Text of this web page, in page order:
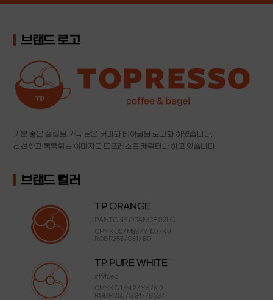
브랜드 로고
기분 좋은 설렘을 가득 담은 커피와 베이글을 로고화 하였습니다.
신선하고 톡톡튀는 이미지로 토프레소를 캐릭터화 하고 있습니다.
브랜드 컬러
TP ORANGE
PANTONE ORANGE 021 C
CMYK C0 / M82 / Y 100 / K 0
RGB R255 / G81 / B0
TP PURE WHITE
#f9f6ed
CMYK C 1 / M 2 / Y 6 / K 0
RGB R 250 / G 247 / B 237
토프레소는 2008년 프랜차이즈 업계 최초로
'로스팅 팩토리'를 설립했습니다.
에스프레소의 베이스가 되는 커피는 맛의 밸런스가 굉장히 중요하죠.
커피와 잘 어울리는 베이글과 크림치즈를 준비하고,
고객의 소리에 귀 기울이고,
커피 한 잔의 행복함을 전달드릴 수 있길 기다리고 있습니다.